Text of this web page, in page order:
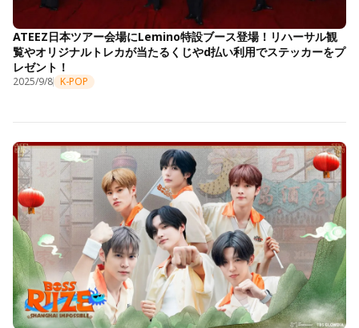
ATEEZ日本ツアー会場にLemino特設ブース登場！リハーサル観
覧やオリジナルトレカが当たるくじやd払い利用でステッカーをプ
レゼント！
2025/9/8 K-POP